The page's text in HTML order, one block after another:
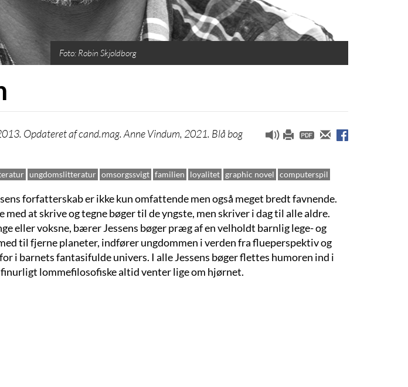
Foto: Robin Skjoldborg
Opdateret af cand.mag. Anne Vindum, 2021. Blå bog
ungdomslitteratur omsorgssvigt familien loyalitet graphic novel computerspil
forfatterskab er ikke kun omfattende men også meget bredt favnende.
at skrive og tegne bøger til de yngste, men skriver i dag til alle aldre.
eller voksne, bærer Jessens bøger præg af en velholdt barnlig lege- og
til fjerne planeter, indfører ungdommen i verden fra flueperspektiv og
i barnets fantasifulde univers. I alle Jessens bøger flettes humoren ind i
lommefilosofiske altid venter lige om hjørnet.